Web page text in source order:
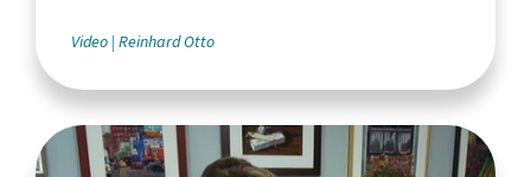
Video Reinhard Otto